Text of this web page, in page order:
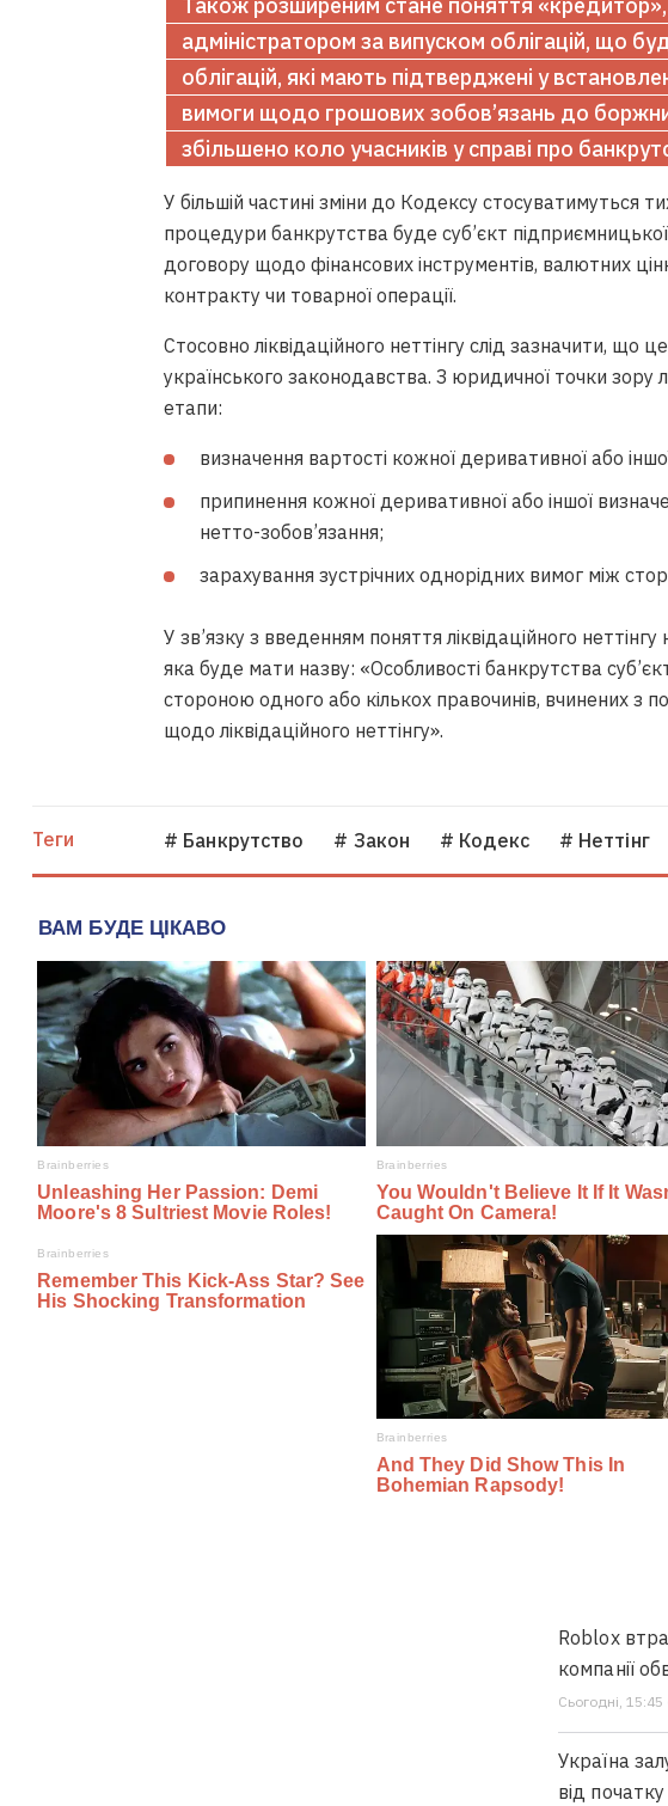
адміністратором за випуском облігацій, що
облігацій, які мають підтверджені у
вимоги щодо грошових зобов’язань до
збільшено коло учасників у справі про
У більшій частині зміни до Кодексу стосуватимуться
процедури банкрутства буде суб’єкт
договору щодо фінансових інструментів, валютних
контракту чи товарної операції.
Стосовно ліквідаційного неттінгу слід зазначити, що
українського законодавства. З юридичної точки зору
етапи:
визначення вартості кожної деривативної або
припинення кожної деривативної або іншої
нетто-зобов’язання;
зарахування зустрічних однорідних вимог між
У зв’язку з введенням поняття ліквідаційного
яка буде мати назву: «Особливості банкрутства
стороною одного або кількох правочинів, вчинених з
щодо ліквідаційного неттінгу».
Теги # Банкрутство # Закон # Кодекс # Неттінг
Roblox
компанії
Сьогодні,
Україна
від